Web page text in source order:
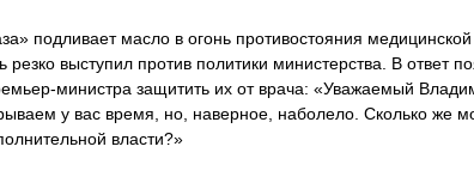
подливает масло в огонь противостояния
выступил против политики министерства. В ответ
министра защитить их от врача: «Уважаемый
у вас время, но, наверное, наболело. Сколько же
власти?»